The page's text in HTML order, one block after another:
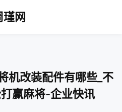
瑾网
机改装配件有哪些_不
赢麻将-企业快讯